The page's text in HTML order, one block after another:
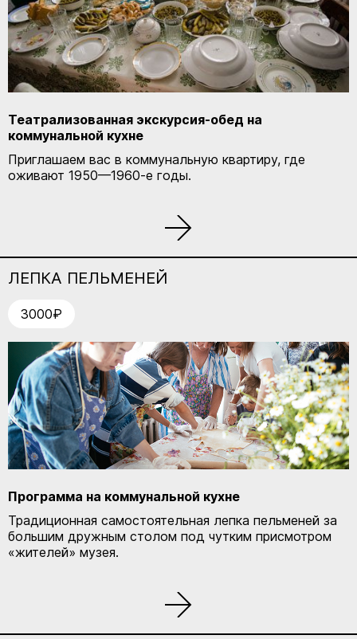
Театрализованная экскурсия-обед на
коммунальной кухне
Приглашаем вас в коммунальную квартиру, где
оживают 1950—1960-е годы.
ЛЕПКА ПЕЛЬМЕНЕЙ
3000₽
Программа на коммунальной кухне
Традиционная самостоятельная лепка пельменей за
большим дружным столом под чутким присмотром
«жителей» музея.